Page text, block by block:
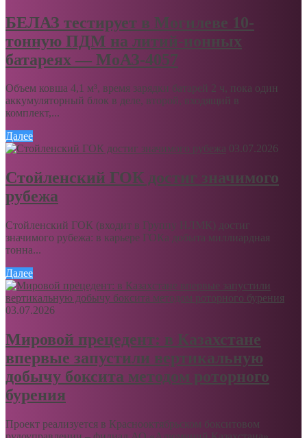
БЕЛАЗ тестирует в Могилеве 10-
тонную ПДМ на литий-ионных
батареях — МоАЗ-4057
Объем ковша 4,1 м³, время зарядки батарей 2 ч, пока один
аккумуляторный блок в деле, второй, входящий в
комплект,...
Далее
03.07.2026
Стойленский ГОК достиг значимого
рубежа
Стойленский ГОК (входит в Группу НЛМК) достиг
значимого рубежа: в карьере ГОКа добыта миллиардная
тонна...
Далее
03.07.2026
Мировой прецедент: в Казахстане
впервые запустили вертикальную
добычу боксита методом роторного
бурения
Проект реализуется в Краснооктябрьском бокситовом